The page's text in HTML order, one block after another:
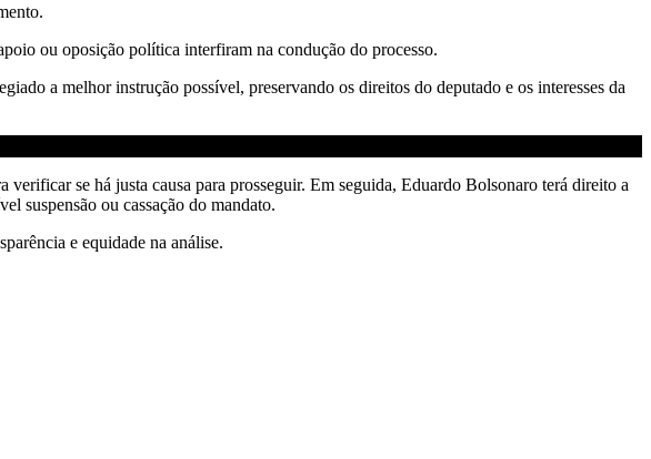
ou oposição política interfiram na condução do processo.
a melhor instrução possível, preservando os direitos do deputado e os interesses da
se há justa causa para prosseguir. Em seguida, Eduardo Bolsonaro terá direito a
suspensão ou cassação do mandato.
e equidade na análise.